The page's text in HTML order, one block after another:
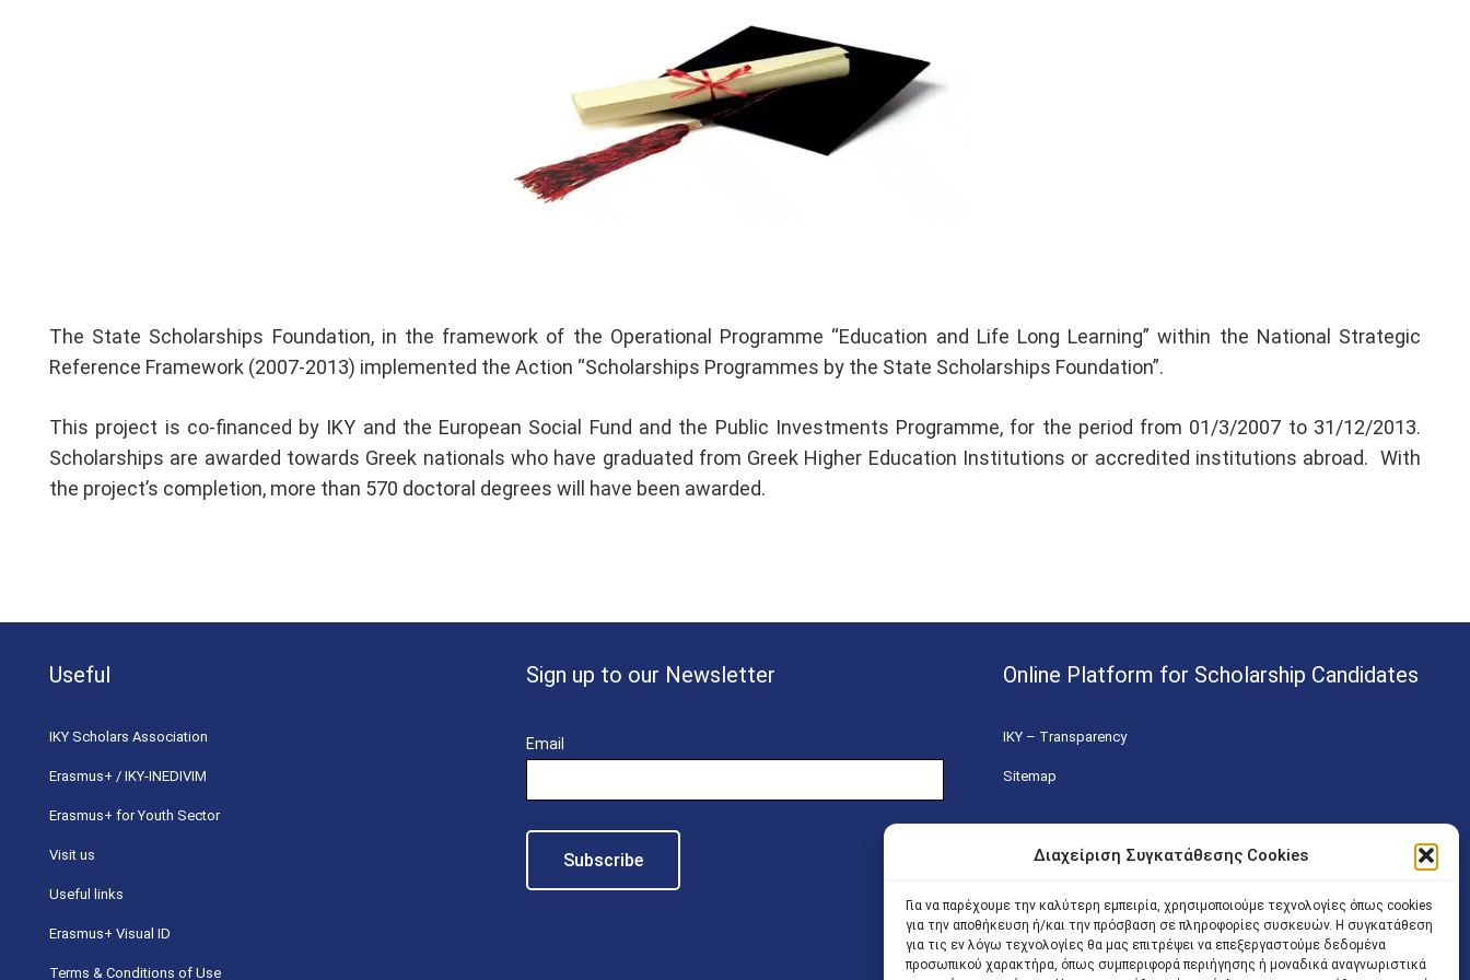
Διαχείριση Συγκατάθεσης Cookies
Για να παρέχουμε την καλύτερη εμπειρία, χρησιμοποιούμε τεχνολογίες όπως cookies
για την αποθήκευση ή/και την πρόσβαση σε πληροφορίες συσκευών. Η συγκατάθεση
για τις εν λόγω τεχνολογίες θα μας επιτρέψει να επεξεργαστούμε δεδομένα
προσωπικού χαρακτήρα, όπως συμπεριφορά περιήγησης ή μοναδικά αναγνωριστικά
The State Scholarships Foundation, in the framework of the Operational Programme “Education and Life Long Learning” within the National Strategic
Reference Framework (2007-2013) implemented the Action “Scholarships Programmes by the State Scholarships Foundation”.
This project is co-financed by IKY and the European Social Fund and the Public Investments Programme, for the period from 01/3/2007 to 31/12/2013.
Scholarships are awarded towards Greek nationals who have graduated from Greek Higher Education Institutions or accredited institutions abroad. With
the project’s completion, more than 570 doctoral degrees will have been awarded.
Useful
ΙΚΥ Scholars Association
Erasmus+ / IKY-INEDIVIM
Erasmus+ for Youth Sector
Visit us
Useful links
Erasmus+ Visual ID
Terms & Conditions of Use
Sign up to our Newsletter
Email
Online Platform for Scholarship Candidates
IKY – Transparency
Sitemap